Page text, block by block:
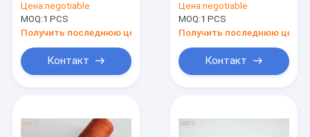
электростанции с
медью или никелем
Cupro
Цена:negotiable
MOQ:1 PCS
Получить последнюю цену
Контакт
сваренная для
теплообменных
аппаратов с 316L/
титаном
Цена:negotiable
MOQ:1 PCS
Получить последнюю цену
Контакт